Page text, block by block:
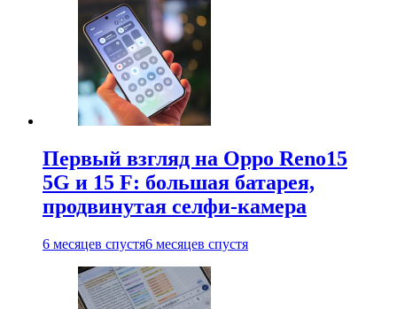
Первый взгляд на Oppo Reno15
5G и 15 F: большая батарея,
продвинутая селфи-камера
6 месяцев спустя6 месяцев спустя